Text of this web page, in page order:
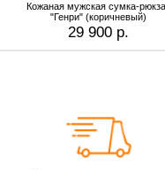
Кожаная мужская сумка-
"Генри" (коричневый)
29 900 р.